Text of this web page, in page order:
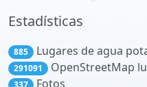
Estadísticas
885 Lugares de agua
291091 OpenStreetMap
Fotos